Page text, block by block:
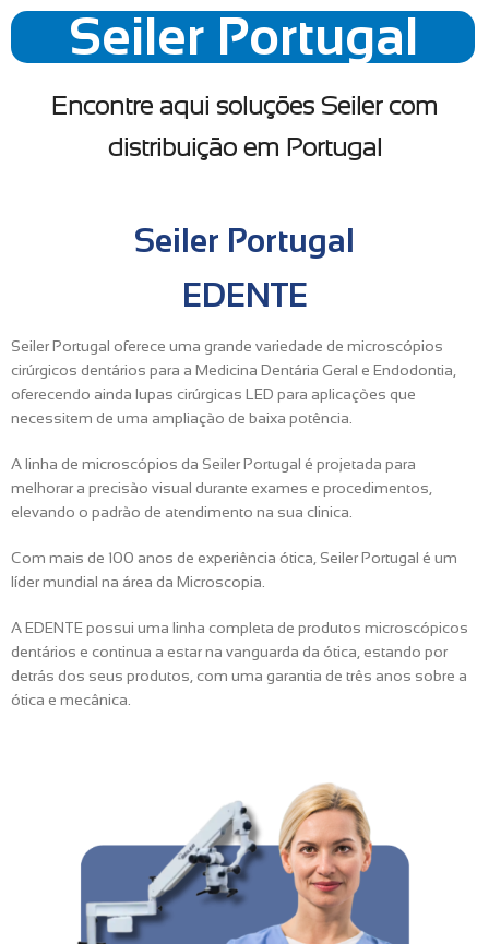
Seiler Portugal
Encontre aqui soluções Seiler com
distribuição em Portugal
Seiler Portugal
EDENTE
Seiler Portugal oferece uma grande variedade de microscópios
cirúrgicos dentários para a Medicina Dentária Geral e Endodontia,
oferecendo ainda lupas cirúrgicas LED para aplicações que
necessitem de uma ampliação de baixa potência.
A linha de microscópios da Seiler Portugal é projetada para
melhorar a precisão visual durante exames e procedimentos,
elevando o padrão de atendimento na sua clinica.
Com mais de 100 anos de experiência ótica, Seiler Portugal é um
líder mundial na área da Microscopia.
A EDENTE possui uma linha completa de produtos microscópicos
dentários e continua a estar na vanguarda da ótica, estando por
detrás dos seus produtos, com uma garantia de três anos sobre a
ótica e mecânica.